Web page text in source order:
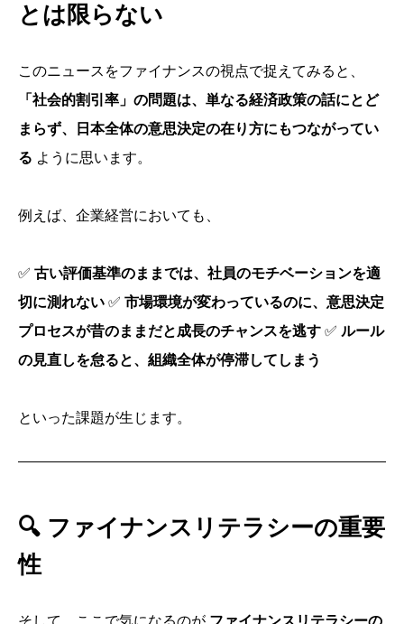
とは限らない
このニュースをファイナンスの視点で捉えてみると、
「社会的割引率」の問題は、単なる経済政策の話にとど
まらず、日本全体の意思決定の在り方にもつながってい
る ように思います。
例えば、企業経営においても、
✅ 古い評価基準のままでは、社員のモチベーションを適
切に測れない ✅ 市場環境が変わっているのに、意思決定
プロセスが昔のままだと成長のチャンスを逃す ✅ ルール
の見直しを怠ると、組織全体が停滞してしまう
といった課題が生じます。
🔍 ファイナンスリテラシーの重要
性
そして、ここで気になるのが ファイナンスリテラシーの